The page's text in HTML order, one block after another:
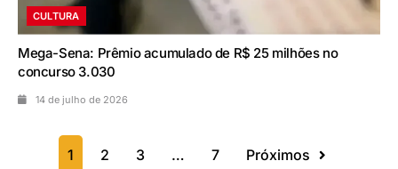
CULTURA
Mega-Sena: Prêmio acumulado de R$ 25 milhões no
concurso 3.030
14 de julho de 2026
1 2 3 … 7 Próximos